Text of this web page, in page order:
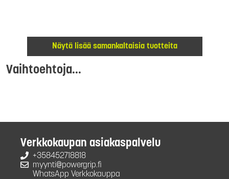
Näytä lisää samankaltaisia tuotteita
Vaihtoehtoja...
Verkkokaupan asiakaspalvelu
+358452718818
myynti@powergrip.fi
WhatsApp Verkkokauppa